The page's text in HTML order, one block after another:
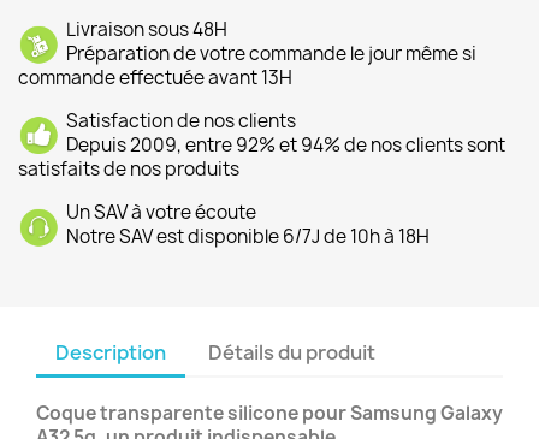
Livraison sous 48H
Préparation de votre commande le jour même si
commande effectuée avant 13H
Satisfaction de nos clients
Depuis 2009, entre 92% et 94% de nos clients sont
satisfaits de nos produits
Un SAV à votre écoute
Notre SAV est disponible 6/7J de 10h à 18H
Description Détails du produit
Coque transparente silicone pour Samsung Galaxy